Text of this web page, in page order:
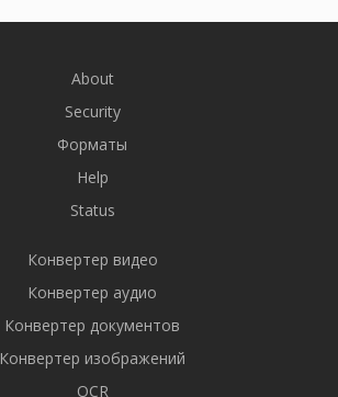
About
Security
Форматы
Help
Status
Конвертер видео
Конвертер аудио
Конвертер документов
Конвертер изображений
OCR